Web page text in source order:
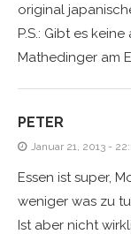
original
P.S.: Gibt es
Mathedinger am
PETER
Januar 21, 2013 -
Essen ist super,
weniger was zu
Ist aber nicht